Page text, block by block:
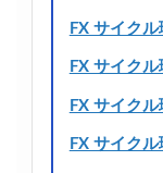
FX サイク
FX サイク
FX サイク
FX サイク